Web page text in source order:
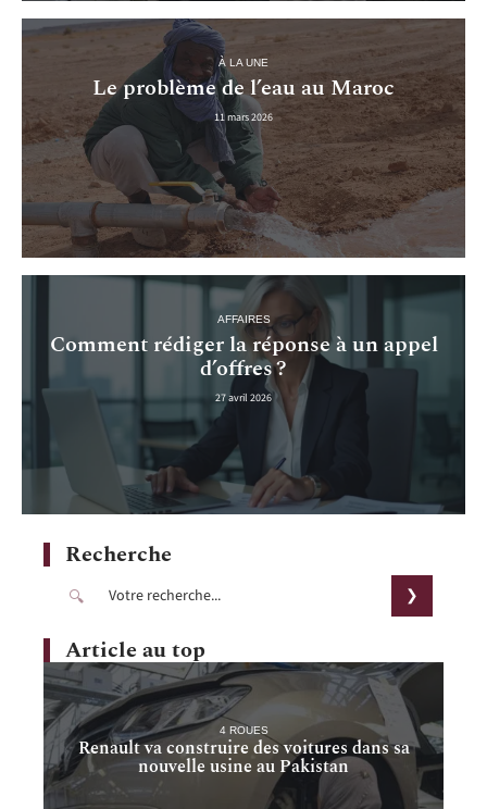
À LA UNE
Le problème de l’eau au Maroc
11 mars 2026
AFFAIRES
Comment rédiger la réponse à un appel
d’offres ?
27 avril 2026
Recherche
Article au top
4 ROUES
Renault va construire des voitures dans sa
nouvelle usine au Pakistan